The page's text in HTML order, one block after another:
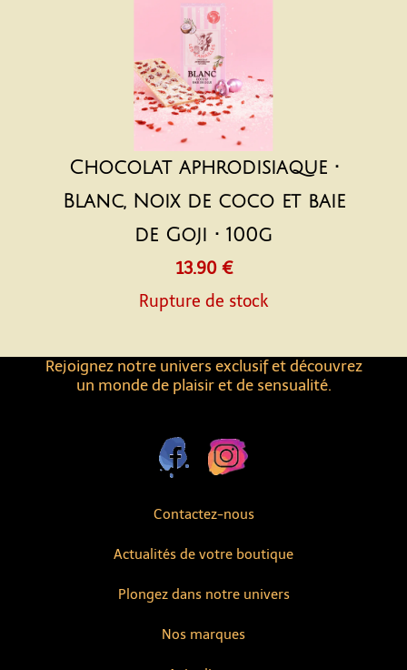
Contactez-nous
Actualités de votre boutique
Nos marques
Rejoignez notre univers exclusif et découvrez
un monde de plaisir et de sensualité.
Plongez dans notre univers
Chocolat aphrodisiaque •
Blanc, Noix de coco et baie
de Goji • 100g
13.90 €
Rupture de stock